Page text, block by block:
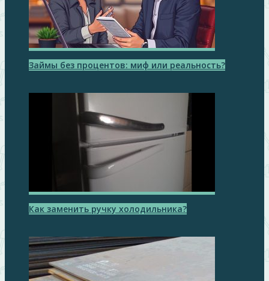
Займы без процентов: миф или реальность?
Как заменить ручку холодильника?